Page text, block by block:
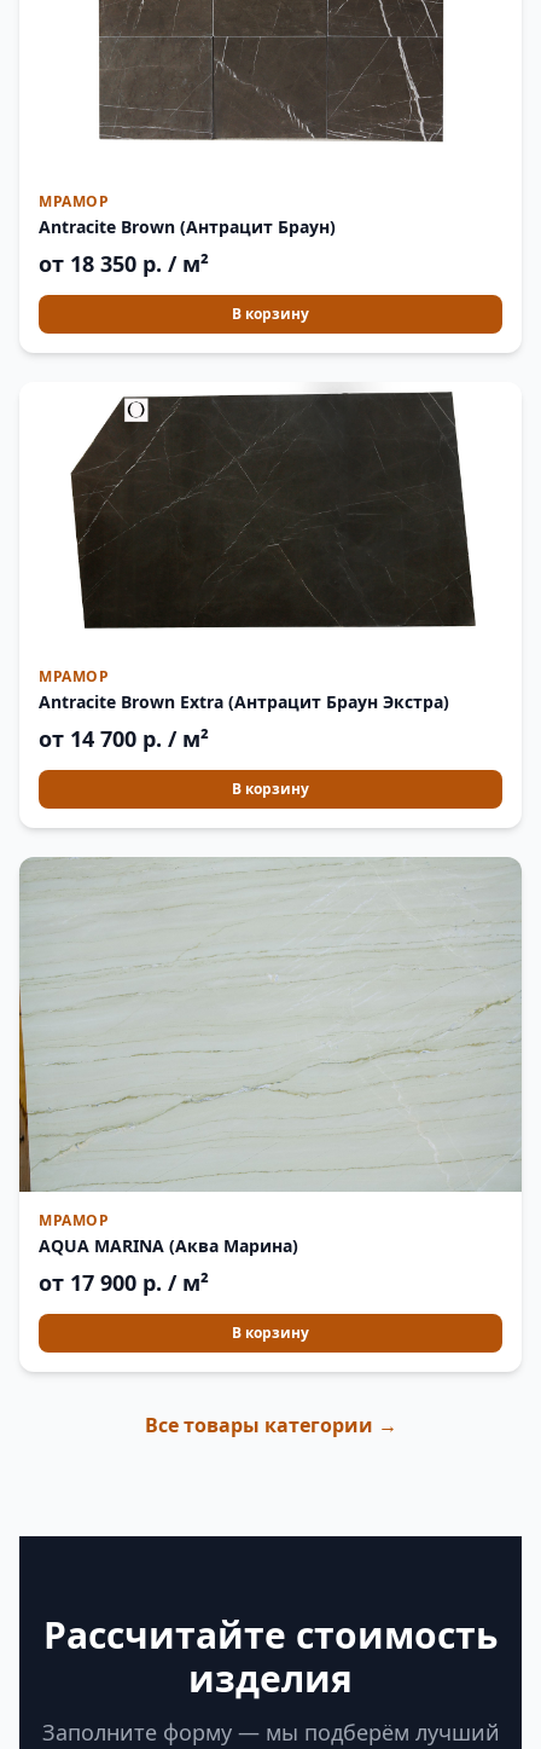
МРАМОР
Antracite Brown (Антрацит Браун)
от 18 350 р. / м²
В корзину
МРАМОР
Antracite Brown Extra (Антрацит Браун Экстра)
от 14 700 р. / м²
В корзину
МРАМОР
AQUA MARINA (Аква Марина)
от 17 900 р. / м²
В корзину
Все товары категории →
Рассчитайте стоимость
изделия
Заполните форму — мы подберём лучший